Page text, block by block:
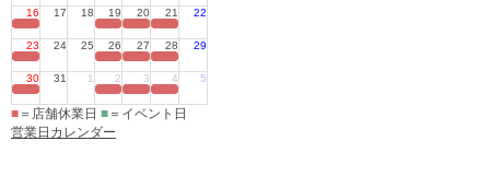
16 17 18 19 20 21 22
23 24 25 26 27 28 29
30 31 1 2 3 4 5
■ ＝店舗休業日 ■ ＝イベント日
営業日カレンダー